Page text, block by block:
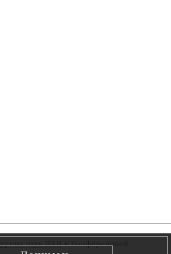
наук ПАНи Конференцией